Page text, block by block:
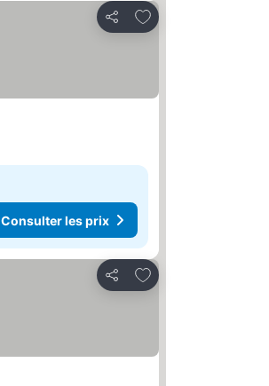
Partager
Ajouter à mes favoris
Consulter les prix
Partager
Ajouter à mes favoris